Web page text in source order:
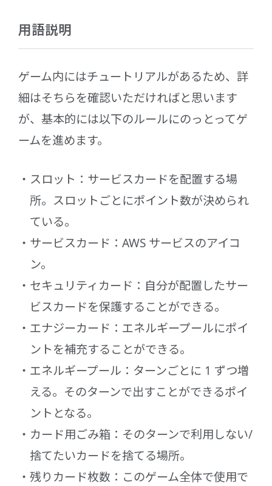
用語説明
ゲーム内にはチュートリアルがあるため、詳
細はそちらを確認いただければと思います
が、基本的には以下のルールにのっとってゲ
ームを進めます。
スロット：サービスカードを配置する場
所。スロットごとにポイント数が決められ
ている。
サービスカード：AWS サービスのアイコ
ン。
セキュリティカード：自分が配置したサー
ビスカードを保護することができる。
エナジーカード：エネルギープールにポイ
ントを補充することができる。
エネルギープール：ターンごとに 1 ずつ増
える。そのターンで出すことができるポイ
ントとなる。
カード用ごみ箱：そのターンで利用しない/
捨てたいカードを捨てる場所。
残りカード枚数：このゲーム全体で使用で